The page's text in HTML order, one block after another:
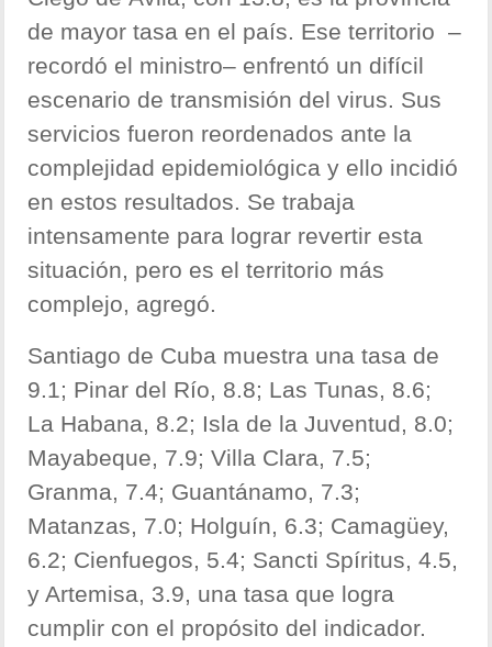
de mayor tasa en el país. Ese territorio –
recordó el ministro– enfrentó un difícil
escenario de transmisión del virus. Sus
servicios fueron reordenados ante la
complejidad epidemiológica y ello incidió
en estos resultados. Se trabaja
intensamente para lograr revertir esta
situación, pero es el territorio más
complejo, agregó.
Santiago de Cuba muestra una tasa de
9.1; Pinar del Río, 8.8; Las Tunas, 8.6;
La Habana, 8.2; Isla de la Juventud, 8.0;
Mayabeque, 7.9; Villa Clara, 7.5;
Granma, 7.4; Guantánamo, 7.3;
Matanzas, 7.0; Holguín, 6.3; Camagüey,
6.2; Cienfuegos, 5.4; Sancti Spíritus, 4.5,
y Artemisa, 3.9, una tasa que logra
cumplir con el propósito del indicador.